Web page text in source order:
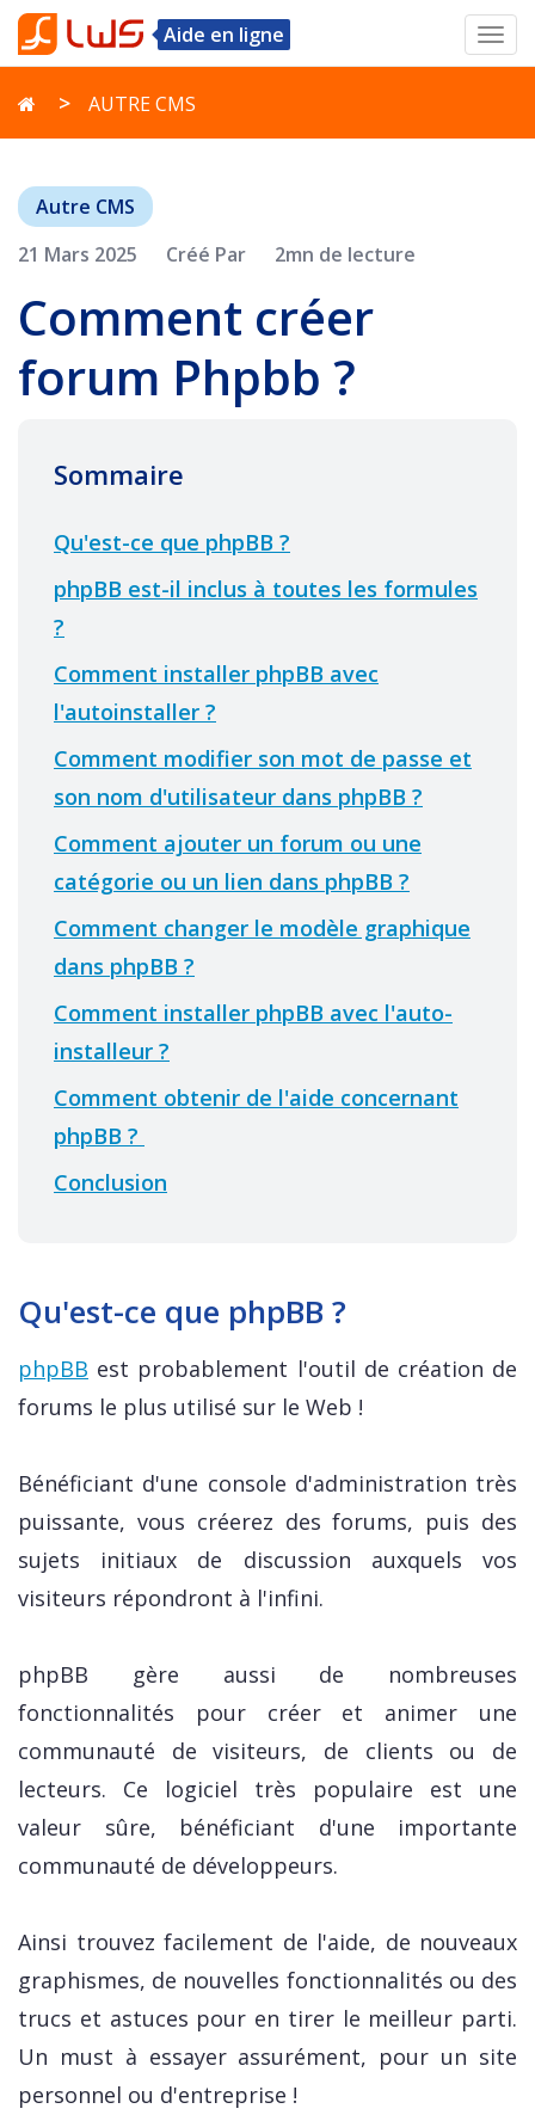
Aide en ligne
AUTRE CMS
Autre CMS
21 Mars 2025
Créé Par 2mn de lecture
Comment créer
forum Phpbb ?
Sommaire
Qu'est-ce que phpBB ?
phpBB est-il inclus à toutes les formules
?
Comment installer phpBB avec
l'autoinstaller ?
Comment modifier son mot de passe et
son nom d'utilisateur dans phpBB ?
Comment ajouter un forum ou une
catégorie ou un lien dans phpBB ?
Comment changer le modèle graphique
dans phpBB ?
Comment installer phpBB avec l'auto-
installeur ?
Comment obtenir de l'aide concernant
phpBB ?
Conclusion
Qu'est-ce que phpBB ?
phpBB est probablement l'outil de création de
forums le plus utilisé sur le Web !
Bénéficiant d'une console d'administration très
puissante, vous créerez des forums, puis des
sujets initiaux de discussion auxquels vos
visiteurs répondront à l'infini.
phpBB gère aussi de nombreuses
fonctionnalités pour créer et animer une
communauté de visiteurs, de clients ou de
lecteurs. Ce logiciel très populaire est une
valeur sûre, bénéficiant d'une importante
communauté de développeurs.
Ainsi trouvez facilement de l'aide, de nouveaux
graphismes, de nouvelles fonctionnalités ou des
trucs et astuces pour en tirer le meilleur parti.
Un must à essayer assurément, pour un site
personnel ou d'entreprise !